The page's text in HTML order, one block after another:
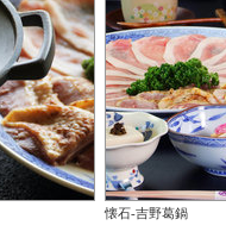
懐石-吉野葛鍋